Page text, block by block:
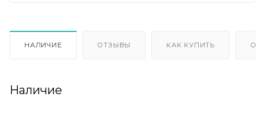
НАЛИЧИЕ ОТЗЫВЫ КАК КУПИТЬ
Наличие